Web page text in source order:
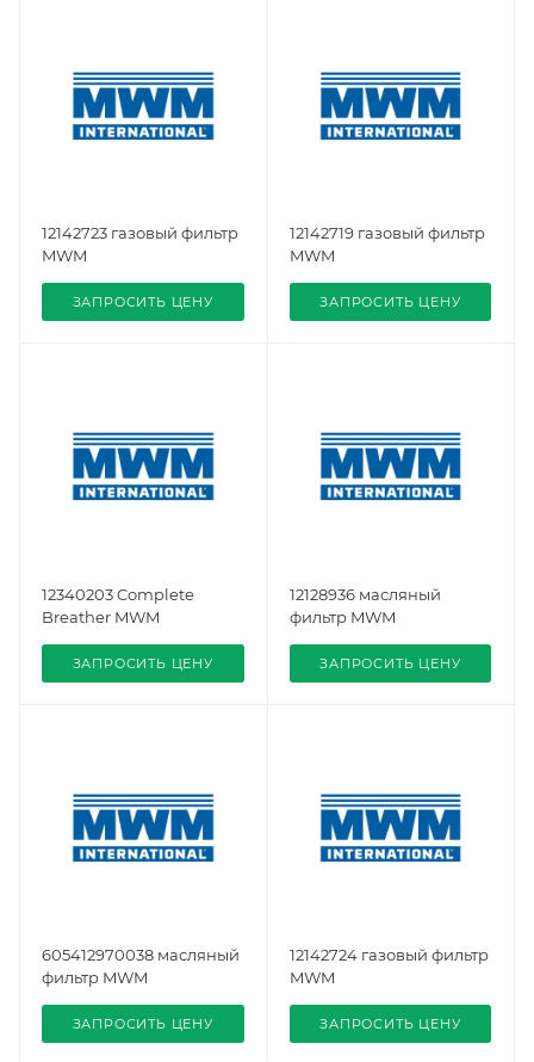
12142723 газовый фильтр
MWM
ЗАПРОСИТЬ ЦЕНУ
12142719 газовый фильтр
MWM
ЗАПРОСИТЬ ЦЕНУ
12340203 Complete
Breather MWM
ЗАПРОСИТЬ ЦЕНУ
12128936 масляный
фильтр MWM
ЗАПРОСИТЬ ЦЕНУ
605412970038 масляный
фильтр MWM
ЗАПРОСИТЬ ЦЕНУ
12142724 газовый фильтр
MWM
ЗАПРОСИТЬ ЦЕНУ